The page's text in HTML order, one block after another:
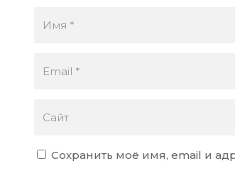
Сохранить моё имя, email и